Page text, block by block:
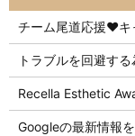
チーム尾道応援❤️キ
トラブルを回避す
Recella Esthetic
Googleの最新情報